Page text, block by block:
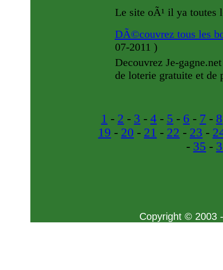
Le site oÃ¹ il ya toutes
DÃ©couvrez tous les
07-2011 )
Decouvrez Je-
de loterie gratuite et de
1 - 2 - 3 - 4 - 5 - 6 - 7 - 8
19 - 20 - 21 - 22 - 23 -
- 35 -
Copyright © 2003